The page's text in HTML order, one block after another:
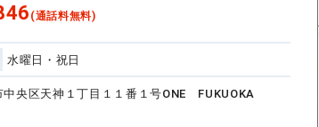
(通話料無料)
水曜日・祝日
央区天神１丁目１１番１号ONE FUKUOKA